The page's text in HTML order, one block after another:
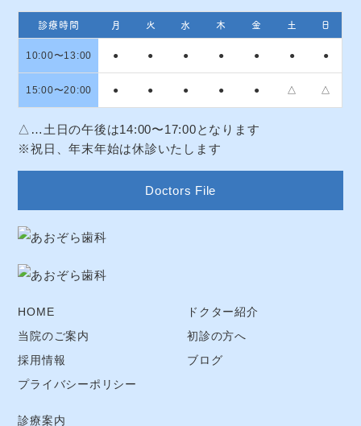
診療時間 月 火 水 木 金 土 日
10:00〜13:00 ● ● ● ● ● ● ●
15:00〜20:00 ● ● ● ● ● △ △
△…土日の午後は14:00〜17:00となります
※祝日、年末年始は休診いたします
Doctors File
HOME
ドクター紹介
当院のご案内
初診の方へ
採用情報
ブログ
プライバシーポリシー
診療案内